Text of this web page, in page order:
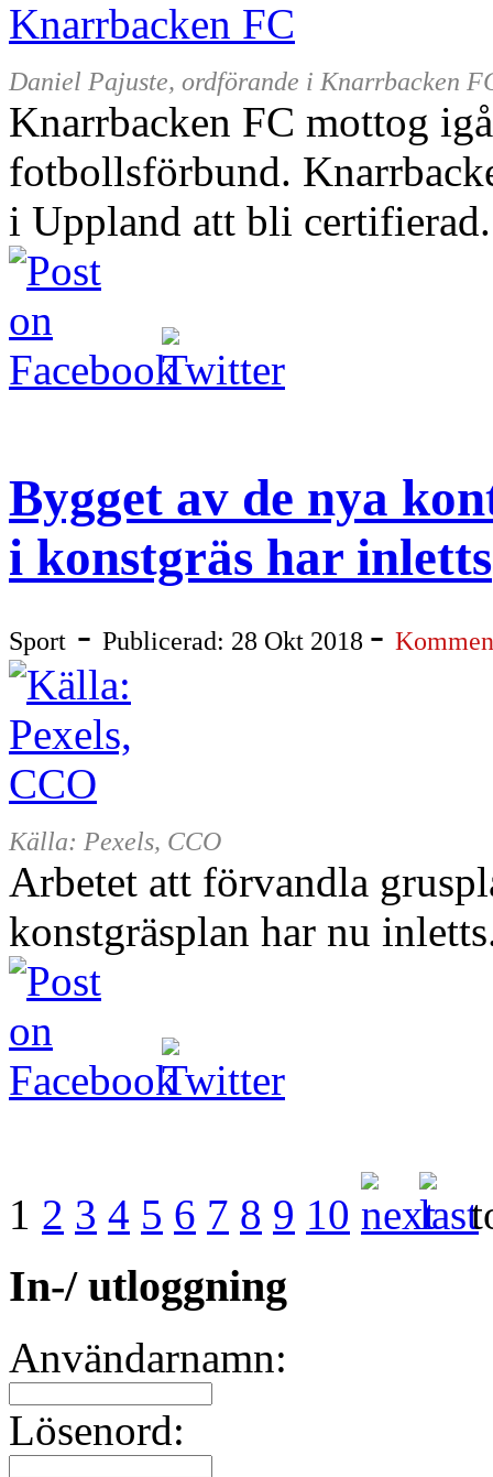
Daniel Pajuste, ordförande i Knarrbacken
Knarrbacken FC mottog
fotbollsförbund.
i Uppland att bli
Bygget av de nya
i konstgräs har inletts
Sport - Publicerad: 28 Okt 2018 -
Källa: Pexels, CCO
Arbetet att förvandla
konstgräsplan har nu
1 2 3 4 5 6 7 8 9 10
In-/ utloggning
Användarnamn:
Lösenord: